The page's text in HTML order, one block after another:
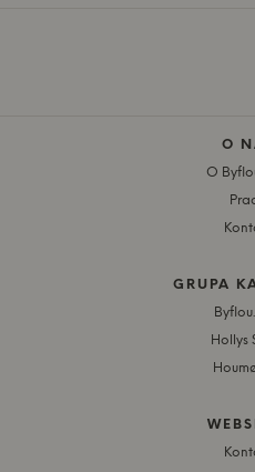
O
O
GRUPA
Hollys